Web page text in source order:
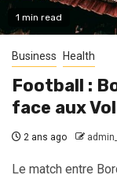
1 min read
Business Health
Football :
face aux
2 ans ago
Le match entre